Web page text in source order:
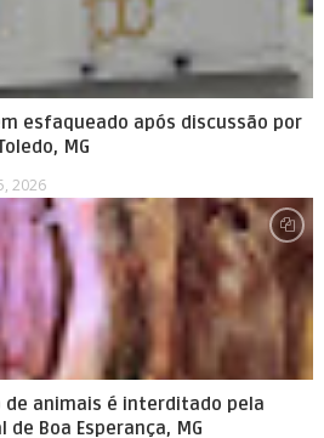
esfaqueado após discussão por
MG
2026
animais é interditado pela
Boa Esperança, MG